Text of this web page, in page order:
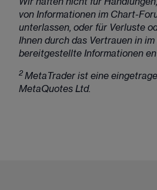
von Informationen im Chart-
unterlassen, oder für Verluste
Ihnen durch das Vertrauen in
bereitgestellte Informationen
2 MetaTrader ist eine
MetaQuotes Ltd.